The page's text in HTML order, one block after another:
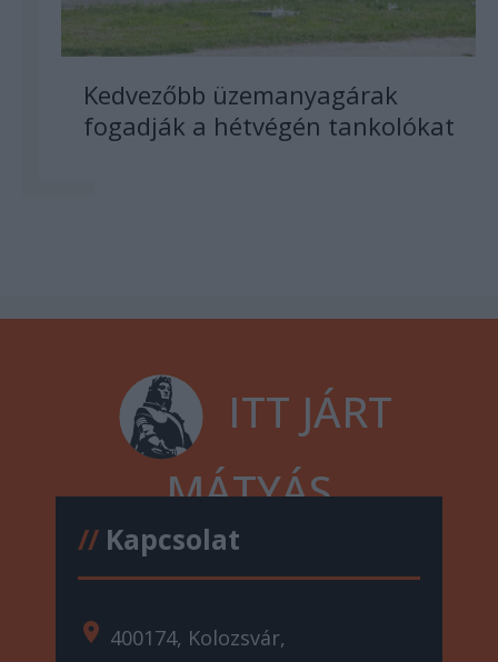
Kedvezőbb üzemanyagárak
fogadják a hétvégén tankolókat
ITT JÁRT
MÁTYÁS
//Kapcsolat
location_on 400174, Kolozsvár,